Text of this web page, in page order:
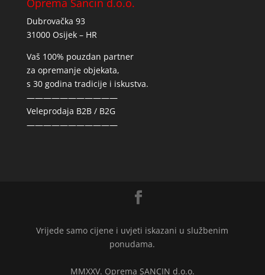
Oprema Sancin d.o.o.
Dubrovačka 93
31000 Osijek – HR
Vaš 100% pouzdan partner
za opremanje objekata,
s 30 godina tradicije i iskustva.
———————————
Veleprodaja B2B / B2G
———————————
Vrijede samo cijene i uvjeti iskazani u službenim
ponudama.
MMXXV. Oprema SANCIN d.o.o.